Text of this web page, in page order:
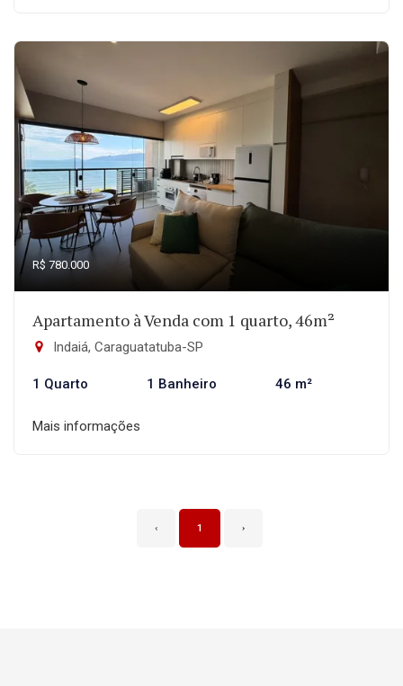
R$ 780.000
Apartamento à Venda com 1 quarto, 46m²
Indaiá, Caraguatatuba-SP
1 Quarto 1 Banheiro 46 m²
Mais informações
‹ 1 ›